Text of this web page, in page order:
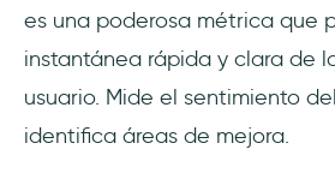
¿Qué es una buena
¿Cómo utilizar el CSAT?
es una poderosa métrica que
instantánea rápida y clara de
usuario. Mide el sentimiento
identifica áreas de mejora.